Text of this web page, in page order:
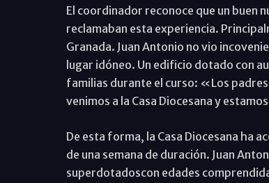
El coordinador reconoce que un buen
reclamaban esta experiencia.
Granada. Juan Antonio no vio
lugar idóneo. Un edificio dotado con
familias durante el curso: «Los
venimos a la Casa Diocesana y
De esta forma, la Casa Diocesana ha
de una semana de duración. Juan
superdotadoscon edades